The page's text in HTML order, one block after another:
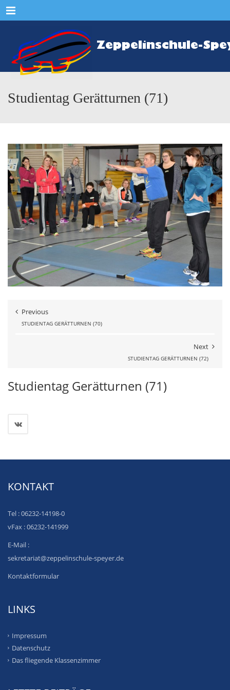
Menu
Studientag Gerätturnen (71)
Previous
STUDIENTAG GERÄTTURNEN (70)
Next
STUDIENTAG GERÄTTURNEN (72)
Studientag Gerätturnen (71)
KONTAKT
Tel : 06232-14198-0
vFax : 06232-141999
E-Mail :
sekretariat@zeppelinschule-speyer.de
Kontaktformular
LINKS
Impressum
Datenschutz
Das fliegende Klassenzimmer